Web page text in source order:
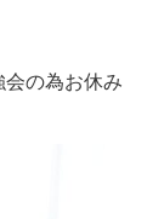
の為お休み